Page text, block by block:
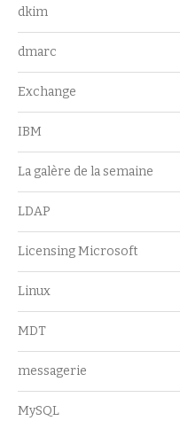
dkim
dmarc
Exchange
IBM
La galère de la semaine
LDAP
Licensing Microsoft
Linux
MDT
messagerie
MySQL